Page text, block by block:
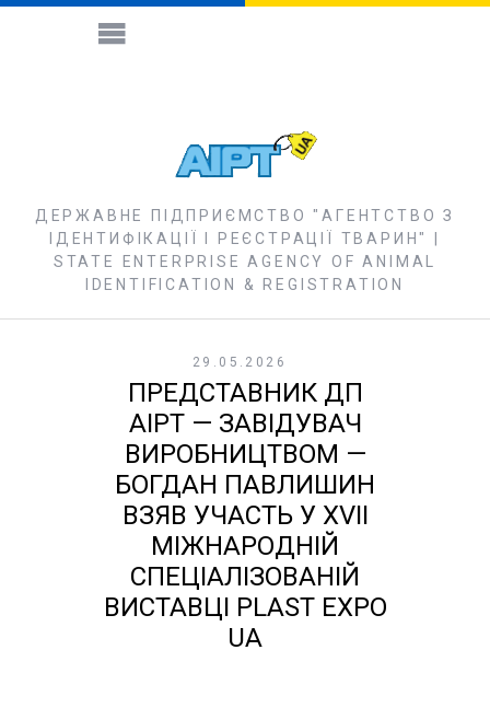
ДЕРЖАВНЕ ПІДПРИЄМСТВО "АГЕНТСТВО З
ІДЕНТИФІКАЦІЇ І РЕЄСТРАЦІЇ ТВАРИН" |
STATE ENTERPRISE AGENCY OF ANIMAL
IDENTIFICATION & REGISTRATION
29.05.2026
ПРЕДСТАВНИК ДП
АІРТ — ЗАВІДУВАЧ
ВИРОБНИЦТВОМ —
БОГДАН ПАВЛИШИН
ВЗЯВ УЧАСТЬ У XVII
МІЖНАРОДНІЙ
СПЕЦІАЛІЗОВАНІЙ
ВИСТАВЦІ PLAST EXPO
UA